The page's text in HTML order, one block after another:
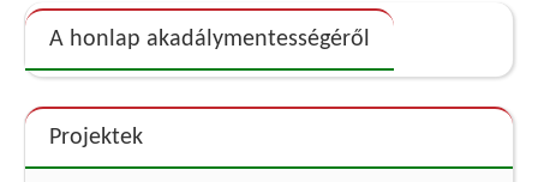
A honlap akadálymentességéről
Projektek